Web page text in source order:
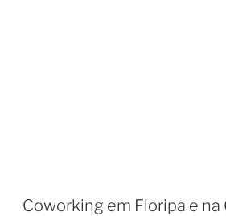
Coworking em Floripa e na